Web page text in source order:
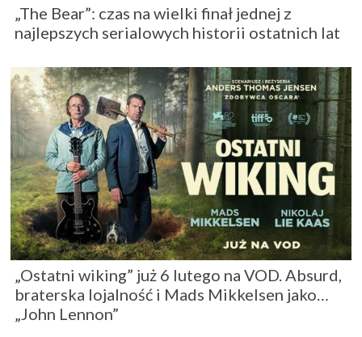
„The Bear”: czas na wielki finał jednej z
najlepszych serialowych historii ostatnich lat
„Ostatni wiking” już 6 lutego na VOD. Absurd,
braterska lojalność i Mads Mikkelsen jako…
„John Lennon”